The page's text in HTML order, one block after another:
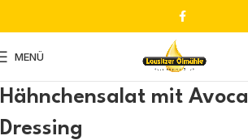
MENÜ
Hähnchensalat mit
Dressing